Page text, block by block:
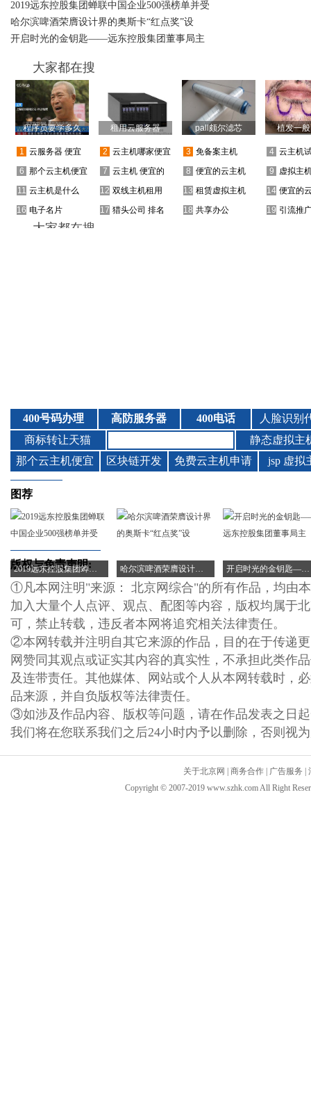
2019远东控股集团蝉联中国企业500强榜单并受
哈尔滨啤酒荣膺设计界的奥斯卡“红点奖”设
开启时光的金钥匙——远东控股集团董事局主
图荐
2019远东控股集团蝉联中国企业500强榜单并受 哈尔滨啤酒荣膺设计界的奥斯卡“红点奖”设 开启时光的金钥匙——远东控股集团董事局主
版权与免责声明:
①凡本网注明"来源： 北京网综合"的所有作品，均由
加入大量个人点评、观点、配图等内容，版权均属于
可，禁止转载，违反者本网将追究相关法律责任。
②本网转载并注明自其它来源的作品，目的在于传递
网赞同其观点或证实其内容的真实性，不承担此类作
及连带责任。其他媒体、网站或个人从本网转载时，
品来源，并自负版权等法律责任。
③如涉及作品内容、版权等问题，请在作品发表之日
我们将在您联系我们之后24小时内予以删除，否则视
关于北京网 商务合作 广告服务
Copyright © 2007-2019 www.szhk.com All Right